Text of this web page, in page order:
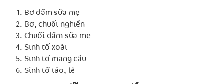
Bơ dầm sữa mẹ
Bơ, chuối nghiền
Chuối dầm sữa mẹ
Sinh tố xoài
Sinh tố mãng cầu
Sinh tố táo, lê